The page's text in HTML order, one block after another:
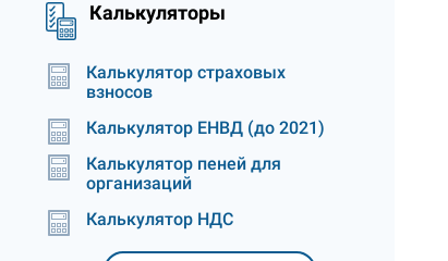
Калькуляторы
Калькулятор страховых
взносов
Калькулятор ЕНВД (до 2021)
Калькулятор пеней для
организаций
Калькулятор НДС